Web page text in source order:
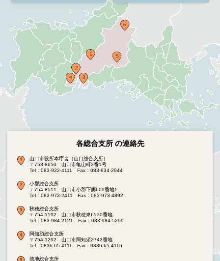
各総合支所 の連絡先
山口市役所本庁舎（山口総合支所）
〒753-8650 山口市亀山町2番1号
Tel：083-922-4111
Fax：083-934-2944
小郡総合支所
〒754-8511 山口市小郡下郷609番地1
Tel：083-973-2411
Fax：083-973-4892
秋穂総合支所
〒754-1192 山口市秋穂東6570番地
Tel：083-984-2121
Fax：083-984-5299
阿知須総合支所
〒754-1292 山口市阿知須2743番地
Tel：0836-65-4111
Fax：0836-65-4116
徳地総合支所